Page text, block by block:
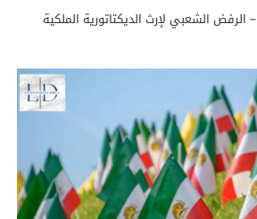
إعلام دولي | أبريل 2026 – الرفض الشعبي لإرث الديكتاتورية الملكية